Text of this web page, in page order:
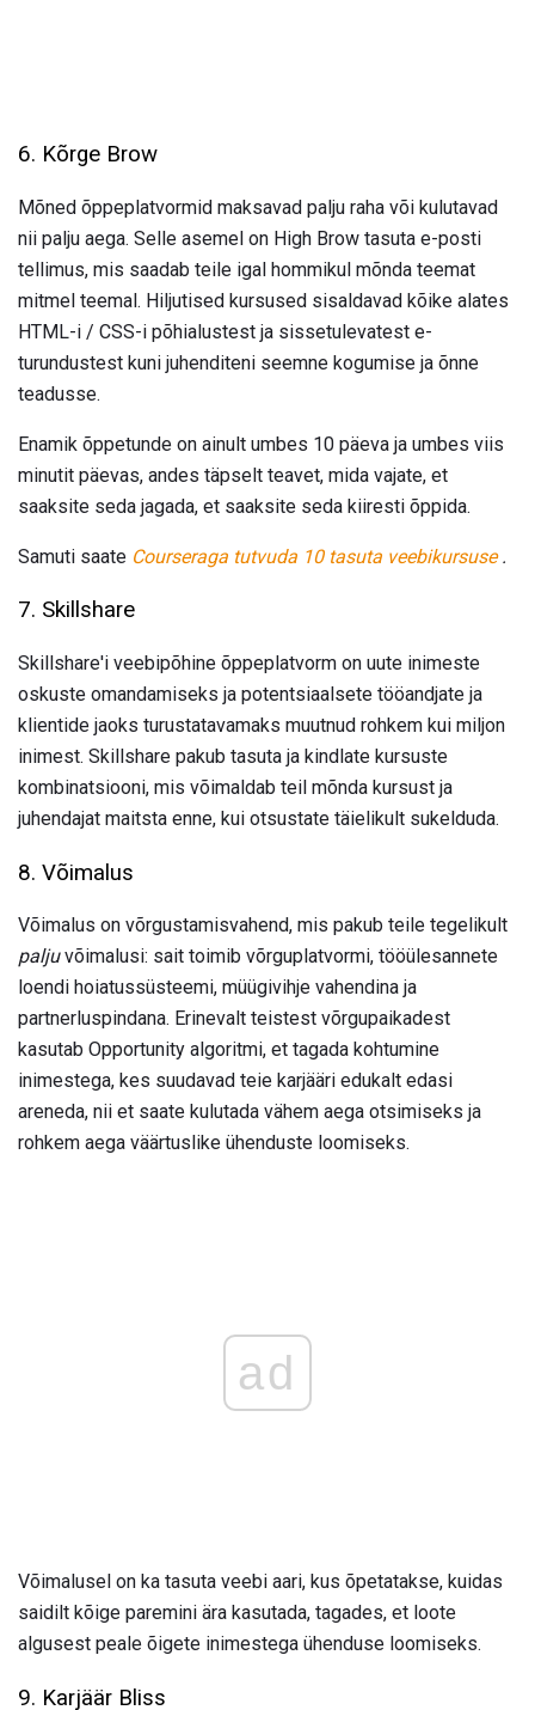
6. Kõrge Brow
Mõned õppeplatvormid maksavad palju raha või kulutavad
nii palju aega. Selle asemel on High Brow tasuta e-posti
tellimus, mis saadab teile igal hommikul mõnda teemat
mitmel teemal. Hiljutised kursused sisaldavad kõike alates
HTML-i / CSS-i põhialustest ja sissetulevatest e-
turundustest kuni juhenditeni seemne kogumise ja õnne
teadusse.
Enamik õppetunde on ainult umbes 10 päeva ja umbes viis
minutit päevas, andes täpselt teavet, mida vajate, et
saaksite seda jagada, et saaksite seda kiiresti õppida.
Samuti saate Courseraga tutvuda 10 tasuta veebikursuse .
7. Skillshare
Skillshare'i veebipõhine õppeplatvorm on uute inimeste
oskuste omandamiseks ja potentsiaalsete tööandjate ja
klientide jaoks turustatavamaks muutnud rohkem kui miljon
inimest. Skillshare pakub tasuta ja kindlate kursuste
kombinatsiooni, mis võimaldab teil mõnda kursust ja
juhendajat maitsta enne, kui otsustate täielikult sukelduda.
8. Võimalus
Võimalus on võrgustamisvahend, mis pakub teile tegelikult
paljuvõimalusi: sait toimib võrguplatvormi, tööülesannete
loendi hoiatussüsteemi, müügivihje vahendina ja
partnerluspindana. Erinevalt teistest võrgupaikadest
kasutab Opportunity algoritmi, et tagada kohtumine
inimestega, kes suudavad teie karjääri edukalt edasi
areneda, nii et saate kulutada vähem aega otsimiseks ja
rohkem aega väärtuslike ühenduste loomiseks.
ad
Võimalusel on ka tasuta veebi aari, kus õpetatakse, kuidas
saidilt kõige paremini ära kasutada, tagades, et loote
algusest peale õigete inimestega ühenduse loomiseks.
9. Karjäär Bliss